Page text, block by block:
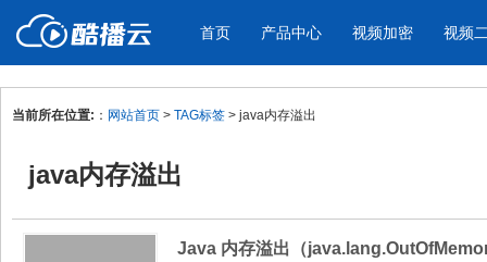
首页 产品中心
产品与新功能
教学课程全终端视频加密
防下载/防盗录/防录屏/防篡改
免费稳定无广
帮助企业视频
视频加密 视频
应用场景
色
当前所在位置: ： 网站首页 > TAG标签 > java内存溢出
java内存溢出
Java 内存溢出（